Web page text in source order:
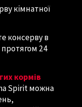
кімнатної
консерву в
24
кормів
Spirit можна